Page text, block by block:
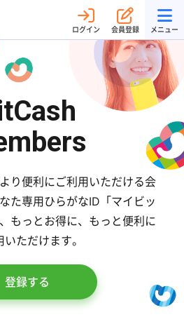
ログイン 会員登録 メニュー
り便利にご利用いただける会
た専用ひらがなID「マイビッ
もっとお得に、もっと便利に
いただけます。
登録する